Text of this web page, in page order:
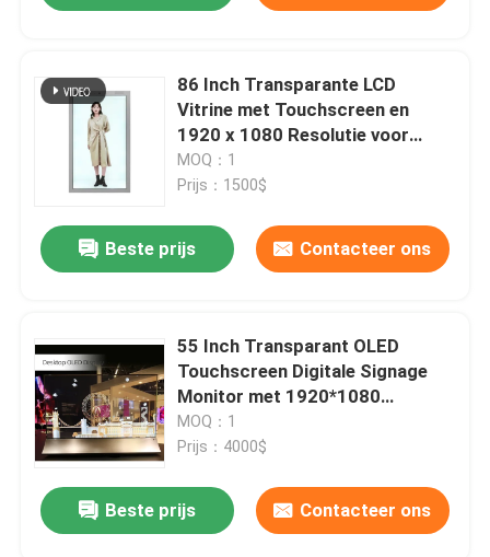
Huis
86 Inch Transparante LCD
Vitrine met Touchscreen en
1920 x 1080 Resolutie voor
Reclamedisplay
MOQ：1
Prijs：1500$
Beste prijs Contacteer ons
55 Inch Transparant OLED
Touchscreen Digitale Signage
Monitor met 1920*1080
Resolutie en Capacitieve Touch
MOQ：1
Prijs：4000$
Beste prijs Contacteer ons